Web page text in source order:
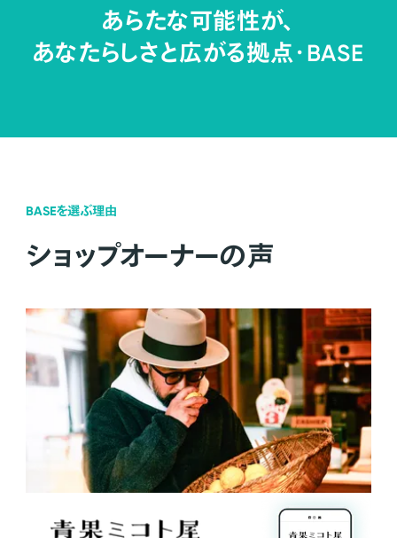
あらたな可能性が、
あなたらしさと広がる拠点・BASE
BASEを選ぶ理由
ショップオーナーの声